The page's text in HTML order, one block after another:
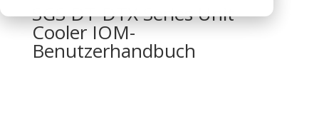
SGS DT-DTX Series Unit
Cooler IOM-
Benutzerhandbuch